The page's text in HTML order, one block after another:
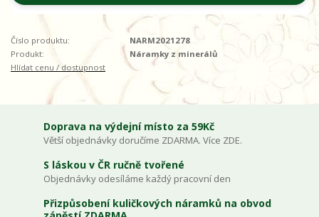
Číslo produktu:
NARM2021278
Produkt:
Náramky z minerálů
Hlídat cenu / dostupnost
Doprava na výdejní místo za 59Kč
Větší objednávky doručíme ZDARMA. Více ZDE.
S láskou v ČR ručně tvořené
Objednávky odesíláme každý pracovní den
Přizpůsobení kuličkových náramků na obvod